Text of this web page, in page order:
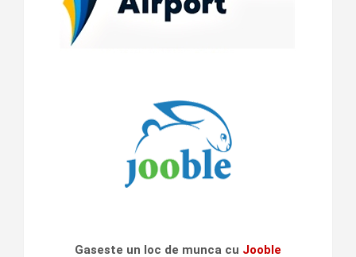
Gaseste un loc de munca cu Jooble